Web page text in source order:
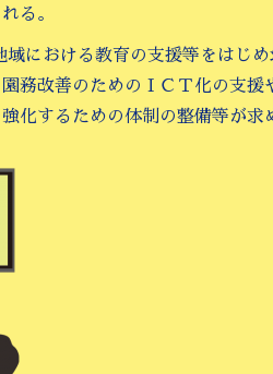
る。
における教育の支援等をはじ
務改善のためのＩＣＴ化の支
化するための体制の整備等が求